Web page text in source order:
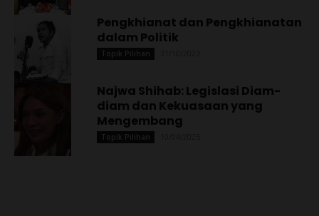
Pengkhianat dan Pengkhianatan
dalam Politik
Topik Pilihan
Najwa Shihab: Legislasi Diam-
diam dan Kekuasaan yang
Mengembang
Topik Pilihan